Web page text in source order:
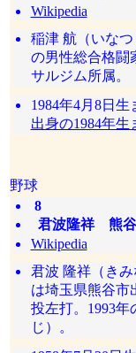
Wikipedia
稲津 航（いな
の男性総合格闘
サルジム所属。
1984年4月8日
出身の1984年生
野球
8
君波隆祥 熊
Wikipedia
君波 隆祥（きみ
は埼玉県熊谷市
投左打。1993年
じ）。